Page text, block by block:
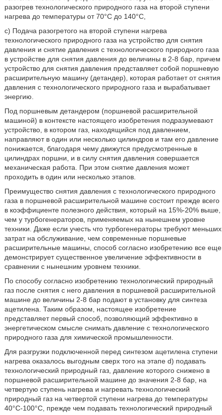
разогрев технологического природного газа на второй ступени
нагрева до температуры от 70°C до 140°C,
c) Подача разогретого на второй ступени нагрева
технологического природного газа на устройство для снятия
давления и снятие давления с технологического природного газа
в устройстве для снятия давления до величины в 2-8 бар, причем
устройство для снятия давления представляет собой поршневую
расширительную машину (детандер), которая работает от снятия
давления с технологического природного газа и вырабатывает
энергию.
Под поршневым детандером (поршневой расширительной
машиной) в контексте настоящего изобретения подразумевают
устройство, в котором газ, находящийся под давлением,
направляют в один или несколько цилиндров и там его давление
понижается, благодаря чему движутся предусмотренные в
цилиндрах поршни, и в силу снятия давления совершается
механическая работа. При этом снятие давления может
проходить в один или несколько этапов.
Преимущество снятия давления с технологического природного
газа в поршневой расширительной машине состоит прежде всего
в коэффициенте полезного действия, который на 15%-20% выше,
чем у турбогенераторов, применяемых на нынешнем уровне
техники. Даже если учесть что турбогенераторы требуют меньших
затрат на обслуживание, чем современные поршневые
расширительные машины, способ согласно изобретению все еще
демонстрирует существенное увеличение эффективности в
сравнении с нынешним уровнем техники.
По способу согласно изобретению технологический природный
газ после снятия с него давления в поршневой расширительной
машине до величины 2-8 бар подают в установку для синтеза
ацетилена. Таким образом, настоящее изобретение
представляет первый способ, позволяющий эффективно в
энергетическом смысле снимать давление с технологического
природного газа для химической промышленности.
Для разгрузки подключенной перед синтезом ацетилена ступени
нагрева оказалось выгодным сверх того на этапе d) подавать
технологический природный газ, давление которого снижено в
поршневой расширительной машине до значения 2-8 бар, на
четвертую ступень нагрева и нагревать технологический
природный газ на четвертой ступени нагрева до температуры
40°C-100°C, прежде чем подавать технологический природный